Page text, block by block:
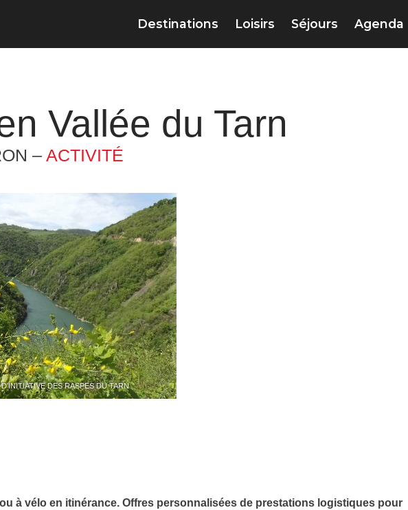
Destinations Loisirs Séjours Agenda
Vallée du Tarn
– ACTIVITÉ
DES RASPES DU TARN
à vélo en itinérance. Offres personnalisées de prestations logistiques pour